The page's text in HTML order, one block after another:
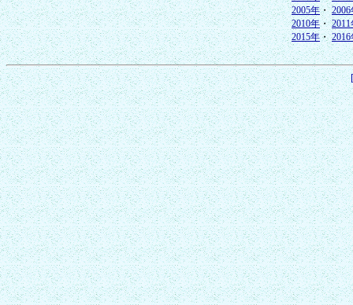
2005年・2006
2010年・2011
2015年・2016